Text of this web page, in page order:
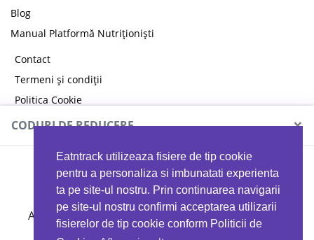
Eatntrack utilizeaza fisiere de tip cookie
pentru a personaliza si imbunatati experienta
ta pe site-ul nostru. Prin continuarea navigarii
pe site-ul nostru confirmi acceptarea utilizarii
fisierelor de tip cookie conform Politicii de
Blog
Manual Platformă Nutriționiști
Contact
Termeni și condiții
Politica Cookie
Politica de confidențialitate
CODURI DE REDUCERE ×
MYPROTEIN
Ai 40%reducere la orice comandă folosind codul
EATTRACK